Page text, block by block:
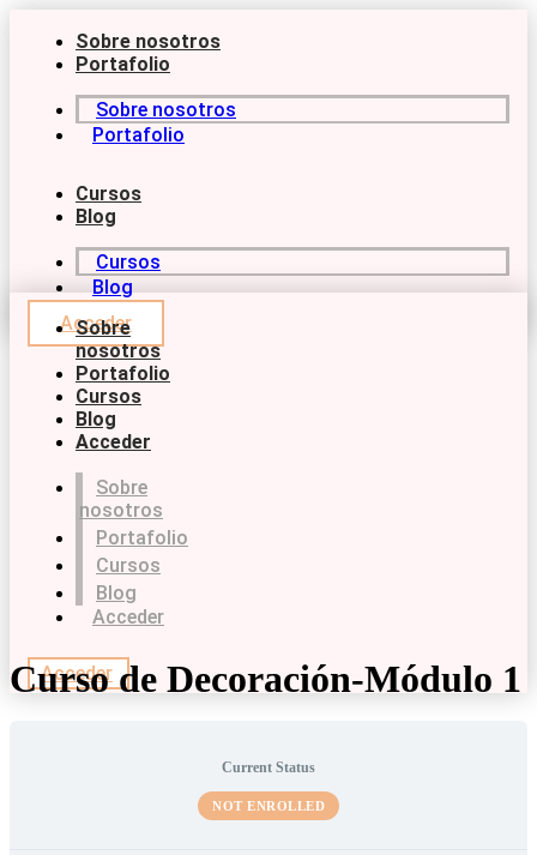
contenido
Sobre nosotros
Portafolio
Sobre nosotros
Portafolio
Cursos
Blog
Cursos
Blog
Acceder
Sobre
nosotros
Portafolio
Cursos
Blog
Acceder
Sobre
nosotros
Portafolio
Cursos
Blog
Acceder
Acceder
Curso de Decoración-Módulo 1
Current Status
NOT ENROLLED